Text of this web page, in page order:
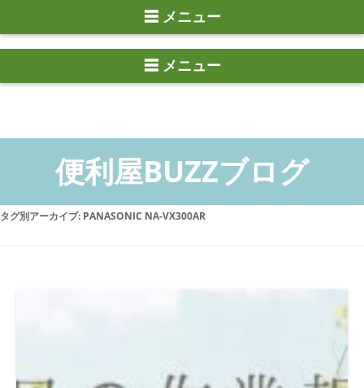
☰ メニュー
タグ別アーカイブ: PANASONIC NA-VX300AR